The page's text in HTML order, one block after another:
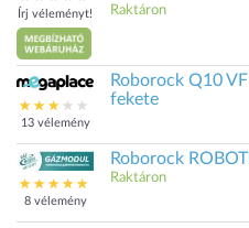
Írj véleményt!
Raktáron
13 vélemény
Roborock Q10
fekete
8 vélemény
Roborock
Raktáron